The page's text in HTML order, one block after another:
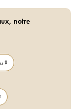
notre
?